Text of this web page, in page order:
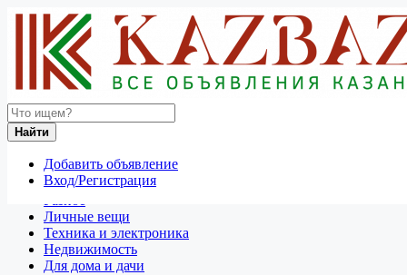
Найти
Добавить объявление
Вход/Регистрация
Россия
Промышленная и сельскохозяйственная продукция
Отдам даром
Личные вещи
Техника и электроника
Недвижимость
Для дома и дачи